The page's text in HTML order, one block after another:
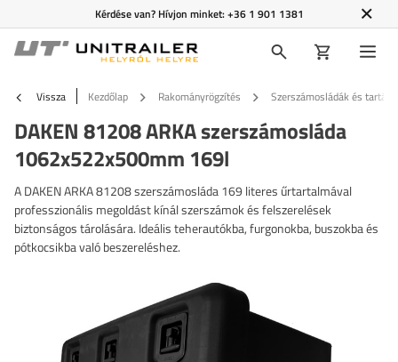
Kérdése van? Hívjon minket:+36 1 901 1381
Vissza Kezdőlap Rakományrögzítés Szerszámosládák és
DAKEN 81208 ARKA szerszámosláda
1062x522x500mm 169l
A DAKEN ARKA 81208 szerszámosláda 169 literes űrtartalmával
professzionális megoldást kínál szerszámok és felszerelések
biztonságos tárolására. Ideális teherautókba, furgonokba, buszokba és
pótkocsikba való beszereléshez.